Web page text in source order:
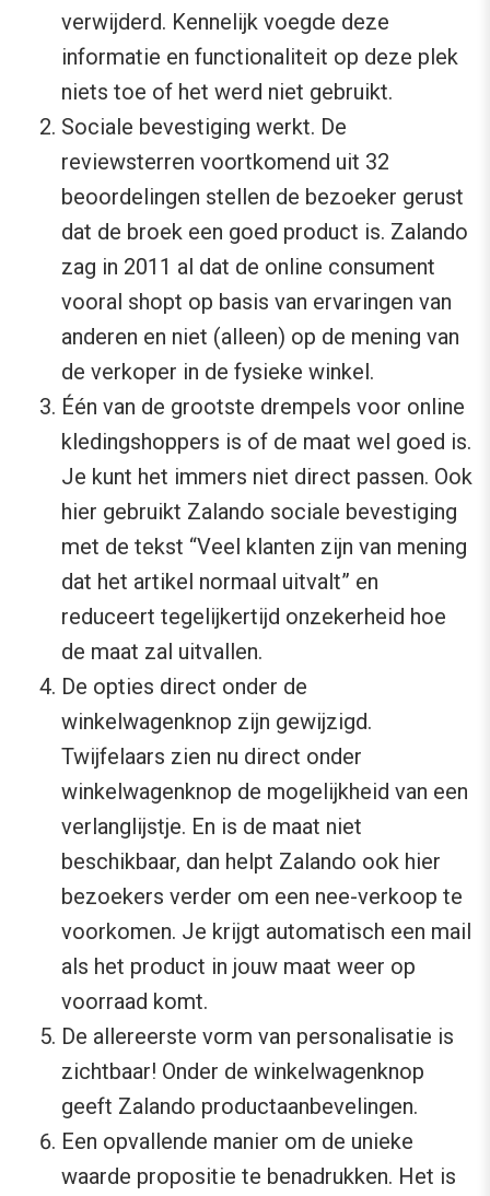
verwijderd. Kennelijk voegde deze
informatie en functionaliteit op deze plek
niets toe of het werd niet gebruikt.
Sociale bevestiging werkt. De
reviewsterren voortkomend uit 32
beoordelingen stellen de bezoeker gerust
dat de broek een goed product is. Zalando
zag in 2011 al dat de online consument
vooral shopt op basis van ervaringen van
anderen en niet (alleen) op de mening van
de verkoper in de fysieke winkel.
Één van de grootste drempels voor online
kledingshoppers is of de maat wel goed is.
Je kunt het immers niet direct passen. Ook
hier gebruikt Zalando sociale bevestiging
met de tekst “Veel klanten zijn van mening
dat het artikel normaal uitvalt” en
reduceert tegelijkertijd onzekerheid hoe
de maat zal uitvallen.
De opties direct onder de
winkelwagenknop zijn gewijzigd.
Twijfelaars zien nu direct onder
winkelwagenknop de mogelijkheid van een
verlanglijstje. En is de maat niet
beschikbaar, dan helpt Zalando ook hier
bezoekers verder om een nee-verkoop te
voorkomen. Je krijgt automatisch een mail
als het product in jouw maat weer op
voorraad komt.
De allereerste vorm van personalisatie is
zichtbaar! Onder de winkelwagenknop
geeft Zalando productaanbevelingen.
Een opvallende manier om de unieke
waarde propositie te benadrukken. Het is